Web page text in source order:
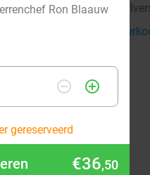
Regulier €22,50
Ron Blaauw
remove_circle_outline add_circle_outline
2026
gereserveerd
€36,50